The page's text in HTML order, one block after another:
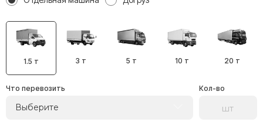
1.5 т 3 т 5 т 10 т 20 т
Что перевозить
Выберите
Кол-во